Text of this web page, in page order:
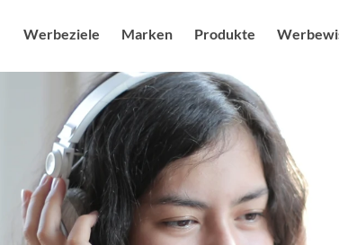
Werbeziele
steigern
feiern
ausbauen
Marken
Sendermarken
Senderkombis
Digitale Angebote
Produkte
Produkte
Radio / Audio
Digital
Radio USPs
Studien